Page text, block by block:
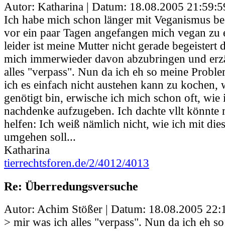
Autor: Katharina | Datum: 18.08.2005
Ich habe mich schon länger mit Veganismus
vor ein paar Tagen angefangen mich vegan zu
leider ist meine Mutter nicht gerade begeistert
mich immerwieder davon abzubringen und
alles "verpass". Nun da ich eh so meine
ich es einfach nicht austehen kann zu
genötigt bin, erwische ich mich schon oft, wie
nachdenke aufzugeben. Ich dachte vllt
helfen: Ich weiß nämlich nicht, wie ich mit
umgehen soll...
Katharina
tierrechtsforen.de/2/4012/4013
Re: Überredungsversuche
Autor: Achim Stößer | Datum: 18.08.2005
> mir was ich alles "verpass". Nun da ich eh